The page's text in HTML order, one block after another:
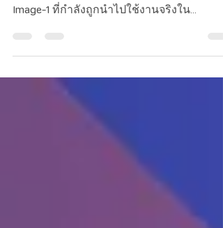
วงการครีเอทีฟเตรียมพลิกโฉม! เมื่อ OpenAI เ
ตัวโมเดลสร้างภาพด้วย AI รุ่นใหม่ล่าสุด GPT-
แพลตฟอร์มชั้นนำอย่าง Adobe และ Figma เพื่อ
แบบที่ไม่เคยมีมาก่อน